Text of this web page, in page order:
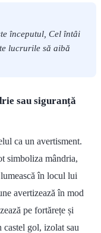
începutul, Cel întâi
lucrurile să aibă
sau siguranță
ca un avertisment.
simboliza mândria,
în locul lui
avertizează în mod
pe fortărețe și
castel gol, izolat sau